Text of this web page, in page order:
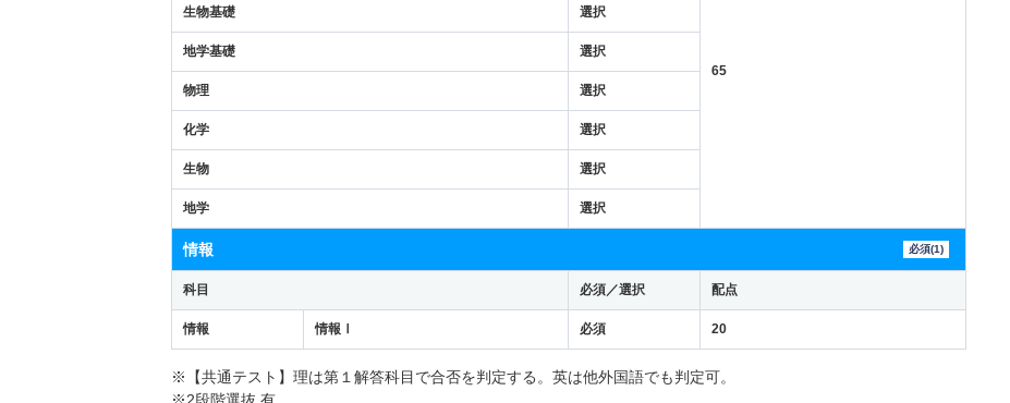
65
生物基礎 選択
地学基礎 選択
物理 選択
化学 選択
生物 選択
地学 選択
情報 必須(1)
科目 必須／選択 配点
情報 情報Ⅰ 必須 20
※【共通テスト】理は第１解答科目で合否を判定する。英は他外国語でも判定可。
※2段階選抜 有